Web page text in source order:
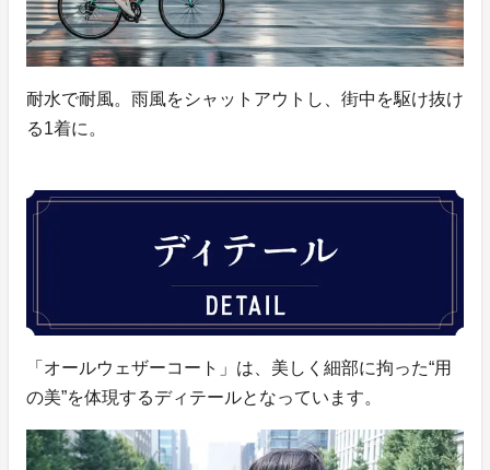
耐水で耐風。雨風をシャットアウトし、街中を駆け抜け
る1着に。
「オールウェザーコート」は、美しく細部に拘った“用
の美”を体現するディテールとなっています。